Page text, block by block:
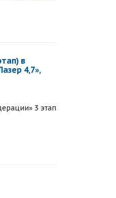
в
4,7»,
3 этап